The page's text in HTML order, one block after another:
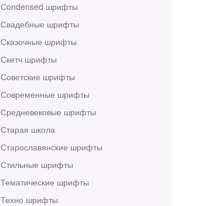
Сondensed шрифты
Свадебные шрифты
Сказочные шрифты
Скетч шрифты
Советские шрифты
Современные шрифты
Средневековые шрифты
Старая школа
Старославянские шрифты
Стильные шрифты
Тематические шрифты
Техно шрифты